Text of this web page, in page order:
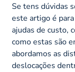
Se tens dúvidas
este artigo é
ajudas de custo,
como estas são
abordamos as
deslocações